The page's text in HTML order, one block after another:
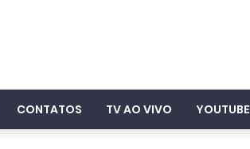
CONTATOS TV AO VIVO YOUTUBE